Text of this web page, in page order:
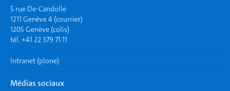
5 rue De-Candolle
1211 Genève 4 (courrier)
1205 Genève (colis)
tél. +41 22 379 71 11
Intranet (plone)
Médias sociaux